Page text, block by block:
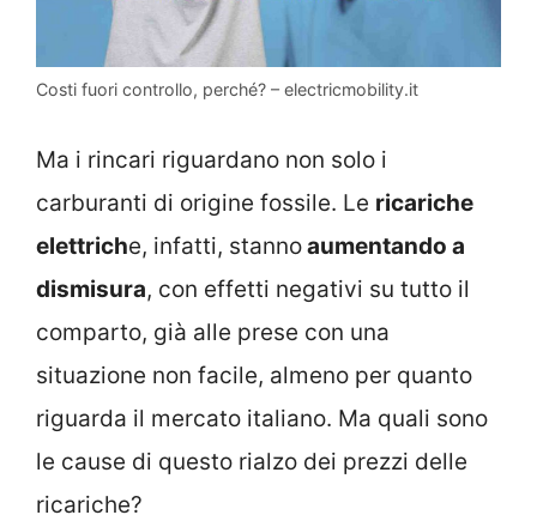
Costi fuori controllo, perché? – electricmobility.it
Ma i rincari riguardano non solo i
carburanti di origine fossile. Le ricariche
elettriche, infatti, stannoaumentando a
dismisura, con effetti negativi su tutto il
comparto, già alle prese con una
situazione non facile, almeno per quanto
riguarda il mercato italiano. Ma quali sono
le cause di questo rialzo dei prezzi delle
ricariche?